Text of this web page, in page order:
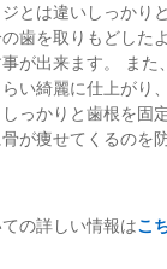
とは違いしっかり
歯を取りもどした
が出来ます。 また
い綺麗に仕上がり
っかりと歯根を固
が痩せてくるのを
の詳しい情報はこ